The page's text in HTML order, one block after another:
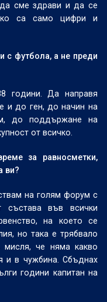
сме здрави и да се
са само цифри и
с футбола, а не преди
години. Да направя
и до ген, до начин на
до поддържане на
от всичко.
за равносметки,
ви?
на голям форум с
състава във всички
на което се
но така е трябвало
че няма какво
и в чужбина. Сбъднах
години капитан на